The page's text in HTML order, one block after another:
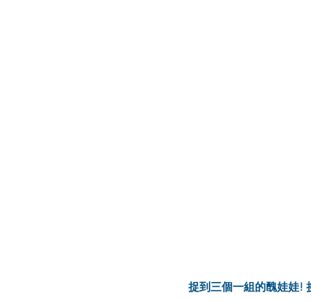
捉到三個一組的醜娃娃!